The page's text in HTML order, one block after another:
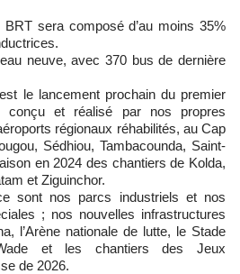
sera composé d’au moins 35%
neuve, avec 370 bus de dernière
le lancement prochain du premier
conçu et réalisé par nos propres
régionaux réhabilités, au Cap
Sédhiou, Tambacounda, Saint-
en 2024 des chantiers de Kolda,
et Ziguinchor.
sont nos parcs industriels et nos
; nos nouvelles infrastructures
l’Arène nationale de lutte, le Stade
et les chantiers des Jeux
de 2026.